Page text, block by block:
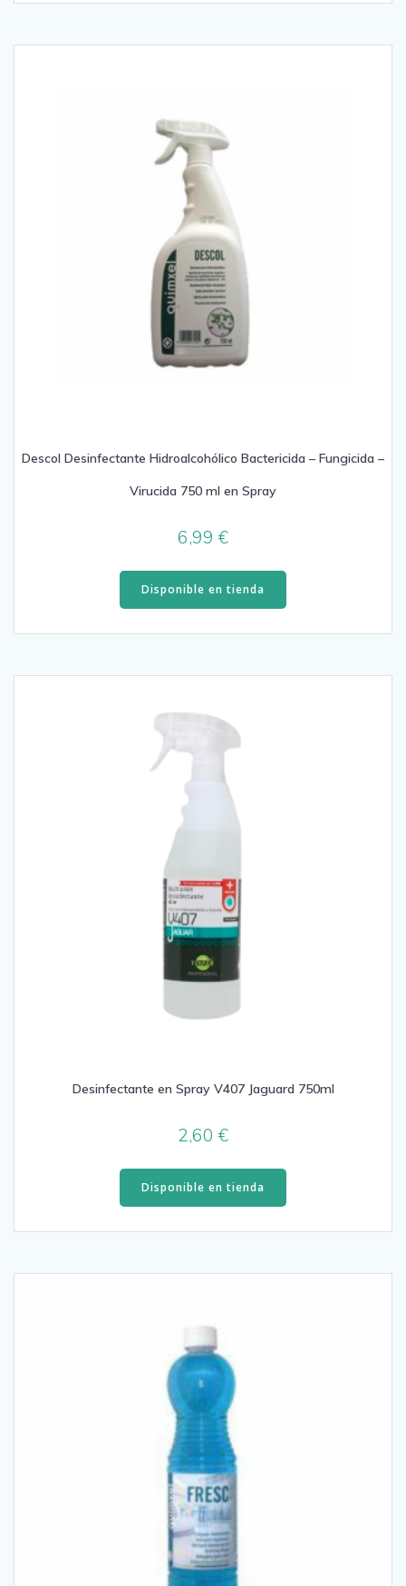
Descol Desinfectante Hidroalcohólico Bactericida – Fungicida –
Virucida 750 ml en Spray
6,99€
Disponible en tienda
Desinfectante en Spray V407 Jaguard 750ml
2,60€
Disponible en tienda